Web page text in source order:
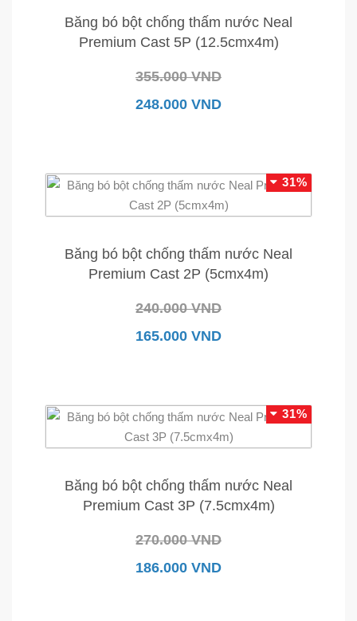
Băng bó bột chống thấm nước Neal
Premium Cast 5P (12.5cmx4m)
355.000 VND
248.000 VND
31%
Băng bó bột chống thấm nước Neal
Premium Cast 2P (5cmx4m)
240.000 VND
165.000 VND
31%
Băng bó bột chống thấm nước Neal
Premium Cast 3P (7.5cmx4m)
270.000 VND
186.000 VND